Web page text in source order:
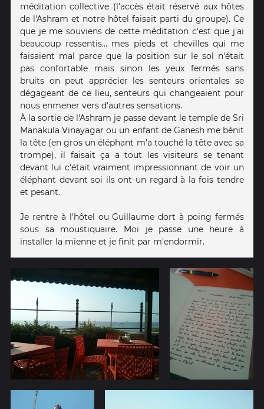
méditation collective (l'accès était réservé aux hôtes
de l'Ashram et notre hôtel faisait parti du groupe). Ce
que je me souviens de cette méditation c'est que j'ai
beaucoup ressentis... mes pieds et chevilles qui me
faisaient mal parce que la position sur le sol n'était
pas confortable mais sinon les yeux fermés sans
bruits on peut apprécier les senteurs orientales se
dégageant de ce lieu, senteurs qui changeaient pour
nous enmener vers d'autres sensations.
À la sortie de l'Ashram je passe devant le temple de Sri
Manakula Vinayagar ou un enfant de Ganesh me bénit
la tête (en gros un éléphant m'a touché la tête avec sa
trompe), il faisait ça a tout les visiteurs se tenant
devant lui c'était vraiment impressionnant de voir un
éléphant devant soi ils ont un regard à la fois tendre
et pesant.
Je rentre à l'hôtel ou Guillaume dort à poing fermés
sous sa moustiquaire. Moi je passe une heure à
installer la mienne et je finit par m'endormir.